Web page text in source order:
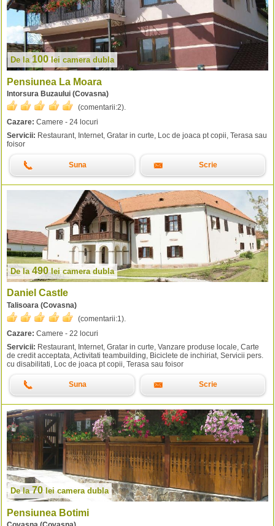
De la 100lei camera dubla
Pensiunea La Moara
Intorsura Buzaului (Covasna)
(comentarii:2).
Cazare: Camere - 24 locuri
Servicii: Restaurant, Internet, Gratar in curte, Loc de joaca pt copii, Terasa sau
foisor
Suna Scrie
De la 490leicamera dubla
Daniel Castle
Talisoara (Covasna)
(comentarii:1).
Cazare: Camere - 22 locuri
Servicii: Restaurant, Internet, Gratar in curte, Vanzare produse locale, Carte
de credit acceptata, Activitati teambuilding, Biciclete de inchiriat, Servicii pers.
cu disabilitati, Loc de joaca pt copii, Terasa sau foisor
Suna Scrie
De la70leicamera dubla
Pensiunea Botimi